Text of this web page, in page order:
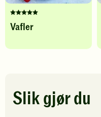
Denne
oppskriften
fått
stjerner.
Klikk
Vafler
Slik gjør du